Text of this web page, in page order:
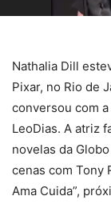
Nathalia Dill
Pixar, no Rio de
conversou com
LeoDias. A atriz
novelas da
cenas com Tony
Ama Cuida”,